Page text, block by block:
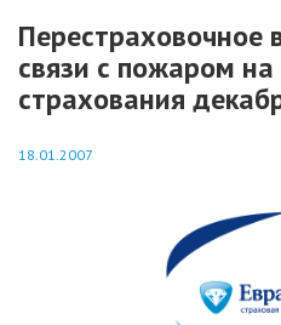
Перестраховочное
связи с пожаром
страхования
18.01.2007